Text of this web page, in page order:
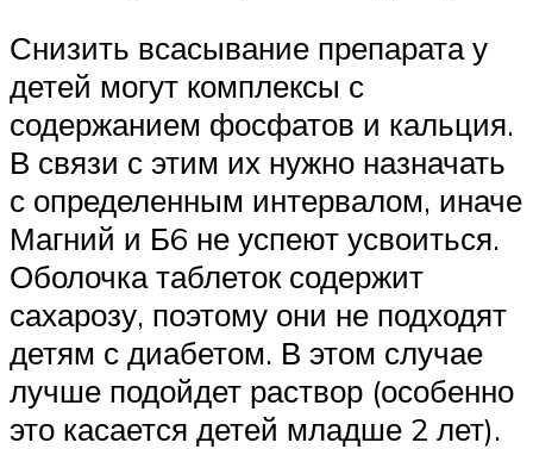
Снизить всасывание препарата у
детей могут комплексы с
содержанием фосфатов и кальция.
В связи с этим их нужно назначать
с определенным интервалом, иначе
Магний и Б6 не успеют усвоиться.
Оболочка таблеток содержит
сахарозу, поэтому они не подходят
детям с диабетом. В этом случае
лучше подойдет раствор (особенно
это касается детей младше 2 лет).